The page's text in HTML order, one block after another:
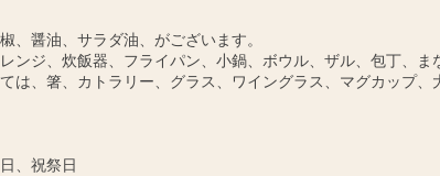
、醤油、サラダ油、がございます。
ンジ、炊飯器、フライパン、小鍋、ボウル、ザル、包丁、
は、箸、カトラリー、グラス、ワイングラス、マグカップ
、祝祭日